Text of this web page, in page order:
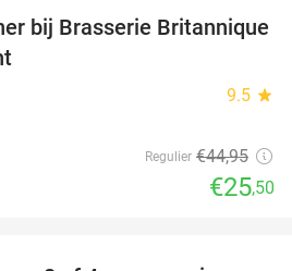
43%
bij Brasserie Britannique
9.5 star
Regulier €44,95
€25,50